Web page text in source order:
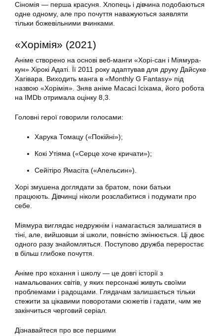
Сіномія — перша красуня. Хлопець і дівчина подобаються
одне одному, але про почуття наважуються заявляти
тільки божевільними вчинками.
«Хорімія» (2021)
Аніме створено на основі веб-манги «Хорі-сан і Міямура-
кун» Хірокі Адаті. Її 2011 року адаптував для друку Дайсуке
Хагівара. Виходить манга в «Monthly G Fantasy» під
назвою «Хорімія». Зняв аніме Масасі Ісіхама, його робота
на IMDb отримала оцінку 8,3.
Головні герої говорили голосами:
Харука Томацу («Покійні»);
Кокі Утіяма («Серце хоче кричати»);
Сейітіро Ямасіта («Апельсин»).
Хорі змушена доглядати за братом, поки батьки
працюють. Дівчинці ніколи розслабитися і подумати про
себе.
Міямура виглядає недружнім і намагається залишатися в
тіні, але, вийшовши зі школи, повністю змінюється. Ці двоє
одного разу знайомляться. Поступово дружба переростає
в більш глибоке почуття.
Аніме про кохання і школу — це довгі історії з
намальованих світів, у яких персонажі живуть своїми
проблемами і радощами. Глядачам залишається тільки
стежити за цікавими поворотами сюжетів і гадати, чим же
закінчиться черговий серіал.
Дізнавайтеся про все першими